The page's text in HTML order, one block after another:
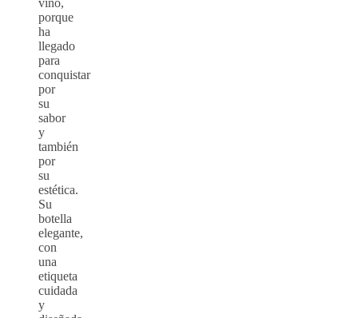
vino,
porque
ha
llegado
para
conquistar
por
su
sabor
y
también
por
su
estética.
Su
botella
elegante,
con
una
etiqueta
cuidada
y